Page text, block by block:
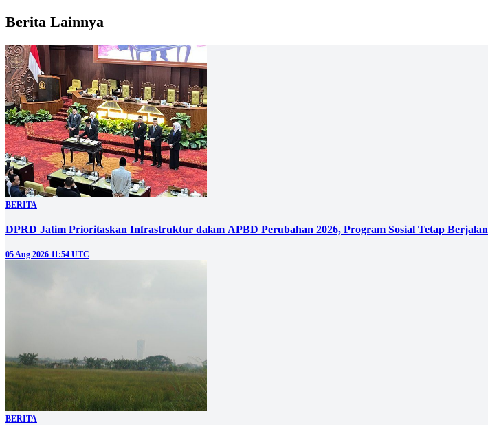
Berita Lainnya
BERITA
DPRD Jatim Prioritaskan Infrastruktur dalam APBD Perubahan 2026, Program Sosial Tetap Berjalan
05 Aug 2026 11:54 UTC
BERITA